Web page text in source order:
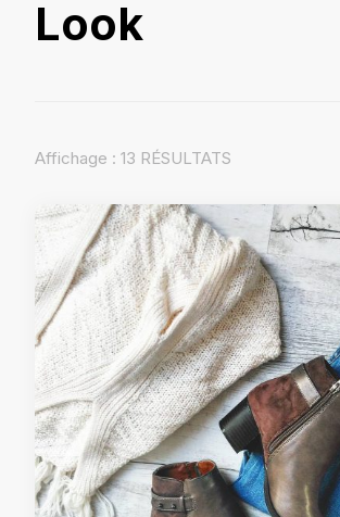
Look
Affichage : 13 RÉSULTATS